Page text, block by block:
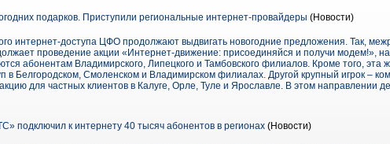
подарков. Приступили региональные интернет-провайдеры (Новости)
интернет-доступа ЦФО продолжают выдвигать новогодние предложения. Так,
проведение акции «Интернет-движение: присоединяйся и получи модем!», на
абонентам Владимирского, Липецкого и Тамбовского филиалов. Кроме того, эта
в Белгородском, Смоленском и Владимирском филиалах. Другой крупный игрок –
для частных клиентов в Калуге, Орле, Туле и Ярославле. В этом направлении
подключил к интернету 40 тысяч абонентов в регионах (Новости)